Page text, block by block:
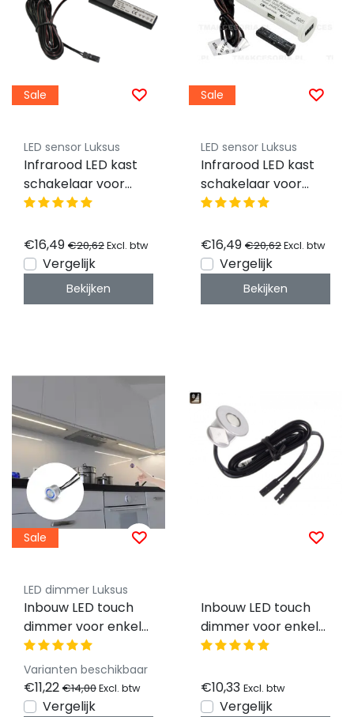
Sale
LED sensor Luksus
Infrarood LED kast
schakelaar voor
enkel kleurige LED
Zwart
€16,49 €20,62Excl. btw
Vergelijk
Bekijken
Sale
LED sensor Luksus
Infrarood LED kast
schakelaar voor
enkel kleurige LED
Wit
€16,49 €20,62Excl. btw
Vergelijk
Bekijken
Sale
LED dimmer Luksus
Inbouw LED touch
dimmer voor enkel
kleurige LED strips -
STD008
Varianten beschikbaar
€11,22 €14,00Excl. btw
Vergelijk
Inbouw LED touch
dimmer voor enkel
kleurige LED strips -
€10,33 Excl. btw
Vergelijk